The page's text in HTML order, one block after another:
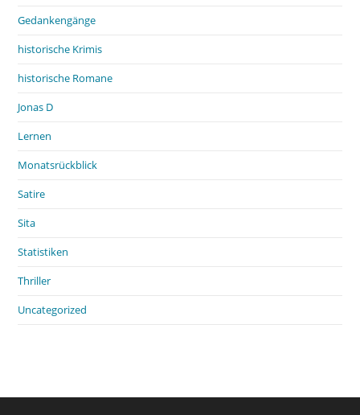
Gedankengänge
historische Krimis
historische Romane
Jonas D
Lernen
Monatsrückblick
Satire
Sita
Statistiken
Thriller
Uncategorized